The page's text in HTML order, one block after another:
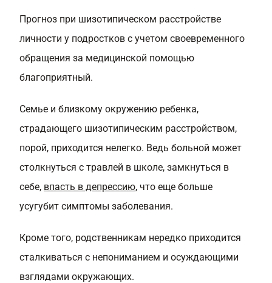
Прогноз при шизотипическом расстройстве
личности у подростков с учетом своевременного
обращения за медицинской помощью
благоприятный.
Семье и близкому окружению ребенка,
страдающего шизотипическим расстройством,
порой, приходится нелегко. Ведь больной может
столкнуться с травлей в школе, замкнуться в
себе, впасть в депрессию, что еще больше
усугубит симптомы заболевания.
Кроме того, родственникам нередко приходится
сталкиваться с непониманием и осуждающими
взглядами окружающих.